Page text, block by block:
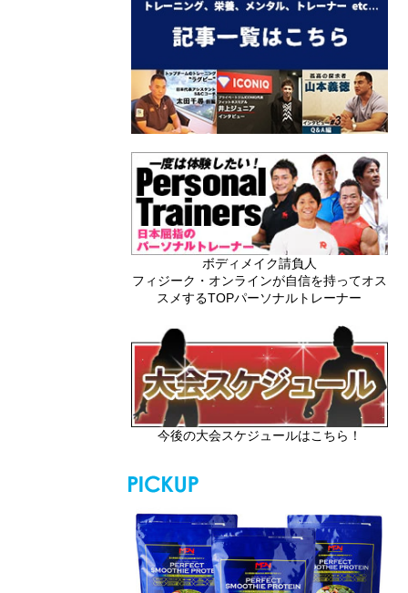
ボディメイク請負人
フィジーク・オンラインが自信を持ってオス
スメするTOPパーソナルトレーナー
今後の大会スケジュールはこちら！